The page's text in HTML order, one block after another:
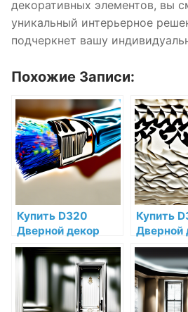
декоративных элементов, вы
уникальный интерьерное
подчеркнет вашу
Похожие Записи:
Купить D320
Дверной декор
Orac Decor
Полиуретан по
низкой цене в
интернет-
магазине
Купить
Дверной
Orac
низкой
магазине